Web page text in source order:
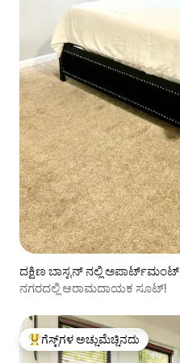
ದಕ್ಷಿಣ ಬಾಸ್ಟನ್ ನಲ್ಲಿ ಅಪಾರ್ಟ್‌ಮಂಟ್
ನಗರದಲ್ಲಿ ಆರಾಮದಾಯಕ ಸೂಟ್!
ಗೆಸ್ಟ್‌ಗಳಿಗೆ ಅತಿ ಹೆಚ್ಚು ಅಚ್ಚುಮೆಚ್ಚಿನದು
ಗೆಸ್ಟ್‌ಗಳ ಅಚ್ಚುಮೆಚ್ಚಿನದು